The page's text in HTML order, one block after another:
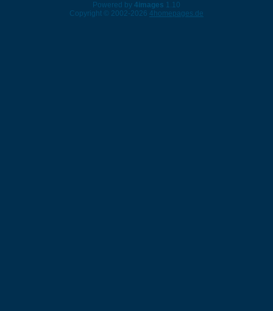
Powered by 4images 1.10
Copyright © 2002-2026 4homepages.de